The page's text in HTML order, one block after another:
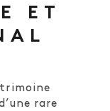
ET
rare